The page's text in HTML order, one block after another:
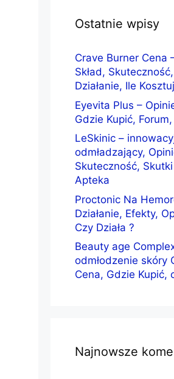
Ostatnie wpisy
Crave Burner Cena
Skład,
Działanie, Ile
Eyevita Plus –
Gdzie Kupić,
LeSkinic –
odmładzający,
Skuteczność,
Apteka
Proctonic Na
Działanie, Efekty,
Czy Działa ?
Beauty age
odmłodzenie skóry
Cena, Gdzie Kupić,
Najnowsze